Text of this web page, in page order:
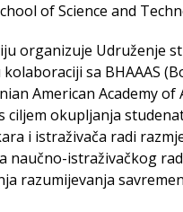
of Science and
organizuje Udruženje
kolaboraciji sa BHAAAS
American Academy of
ciljem okupljanja
i istraživača radi
naučno-istraživačkog
razumijevanja